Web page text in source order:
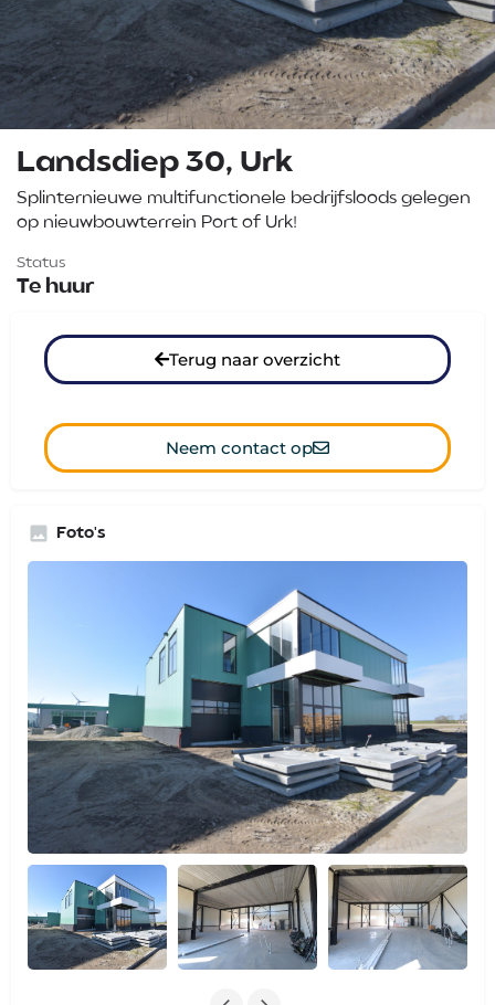
Landsdiep 30, Urk
Splinternieuwe multifunctionele bedrijfsloods gelegen
op nieuwbouwterrein Port of Urk!
Status
Te huur
Terug naar overzicht
Neem contact op
Foto's